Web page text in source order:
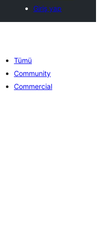
Giriş yap
Tümü
Community
Commercial